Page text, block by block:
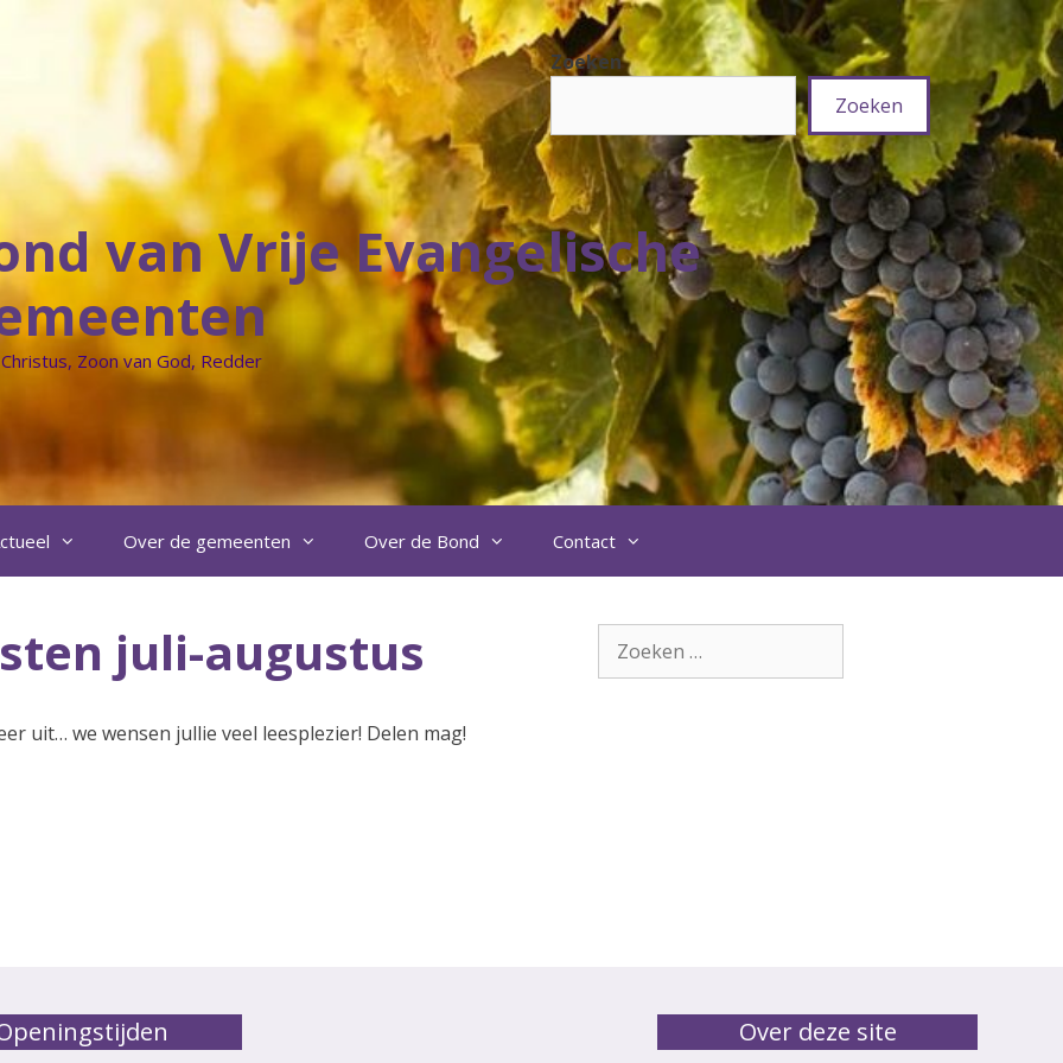
Zoeken
Zoeken
van Vrije Evangelische
Christus, Zoon van God, Redder
Over de gemeenten Over de Bond Contact
juli-augustus
uit… we wensen jullie veel leesplezier! Delen mag!
Zoek
naar:
Over deze site